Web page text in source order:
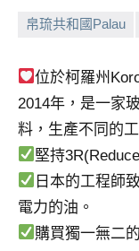
對
★
帛琉共和國Palau
小No
位於柯羅州
2014年，是一家
料，生產不同的工
堅持
日本的工程師
電力的油。
購買獨一無二